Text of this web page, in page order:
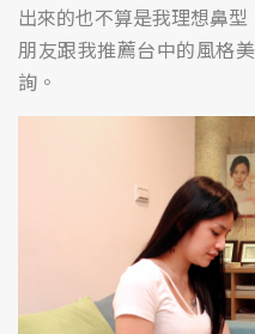
出來的也不算是我理想鼻型
朋友跟我推薦台中的風格
詢。